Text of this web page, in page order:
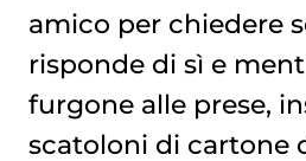
amico per chiedere
risponde di sì e
furgone alle prese,
scatoloni di cartone